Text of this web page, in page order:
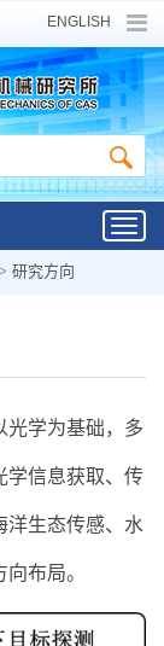
ENGLISH
研究方向
光学为基础，多
学信息获取、传
洋生态传感、水
布局。